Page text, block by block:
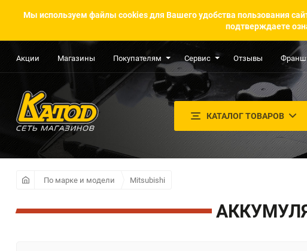
Мы используем файлы cookies для Вашего удобства пользования
подтверждаете
Акции Магазины Покупателям Сервис Отзывы
КАТАЛОГ ТОВАРОВ
По марке и модели Mitsubishi